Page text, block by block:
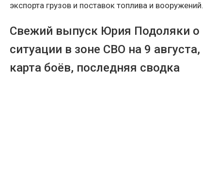
экспорта грузов и поставок топлива и вооружений.
Свежий выпуск Юрия Подоляки о
ситуации в зоне СВО на 9 августа,
карта боёв, последняя сводка